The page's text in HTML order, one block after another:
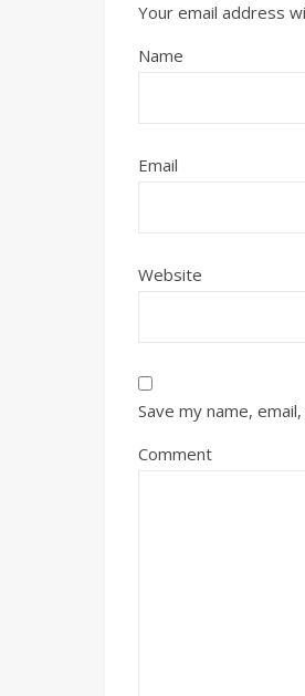
Your email address
Name
Email
Website
Save my name,
Comment